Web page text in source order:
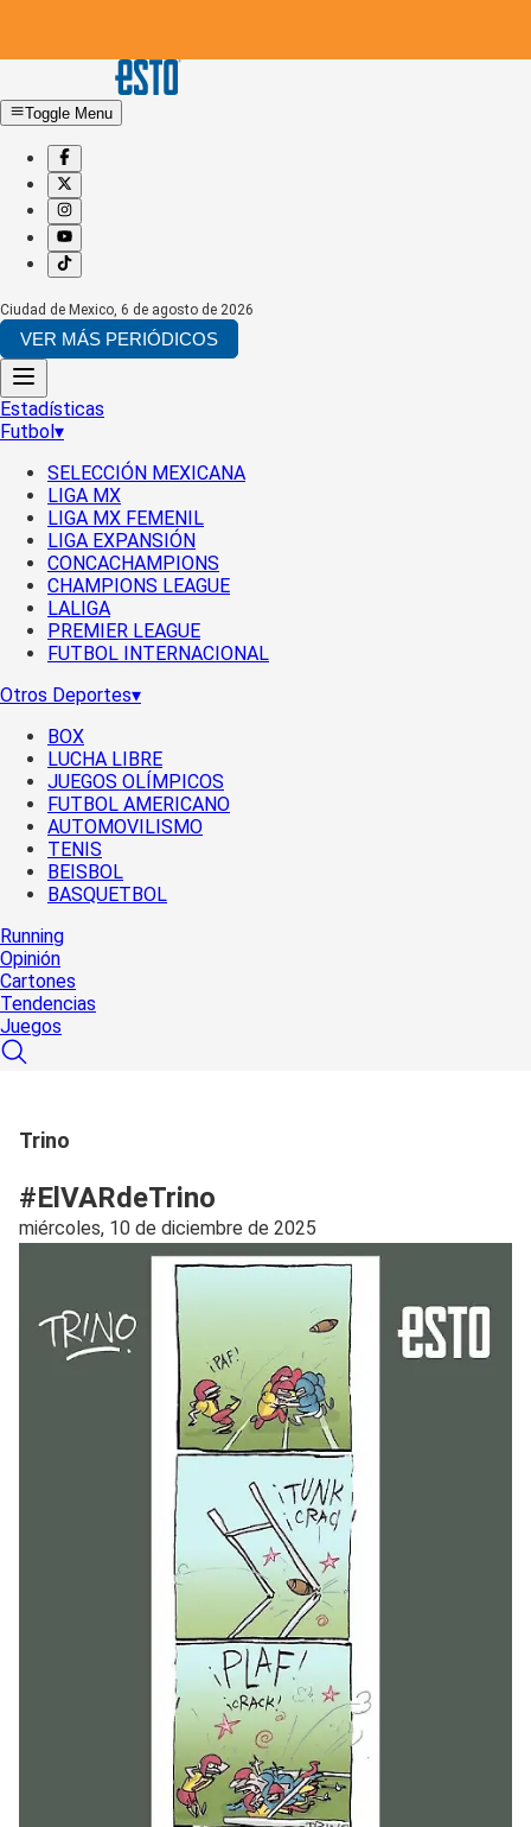
Toggle Menu
Ciudad de Mexico, 6 de agosto de 2026
VER MÁS PERIÓDICOS
Estadísticas
Futbol▾
SELECCIÓN MEXICANA
LIGA MX
LIGA MX FEMENIL
LIGA EXPANSIÓN
CONCACHAMPIONS
CHAMPIONS LEAGUE
LALIGA
PREMIER LEAGUE
FUTBOL INTERNACIONAL
Otros Deportes▾
BOX
LUCHA LIBRE
JUEGOS OLÍMPICOS
FUTBOL AMERICANO
AUTOMOVILISMO
TENIS
BEISBOL
BASQUETBOL
Running
Opinión
Cartones
Tendencias
Juegos
Trino
#ElVARdeTrino
miércoles, 10 de diciembre de 2025